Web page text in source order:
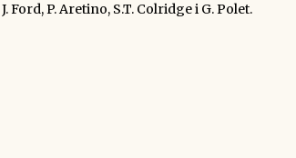
Ford, P. Aretino, S.T. Colridge i G. Polet.